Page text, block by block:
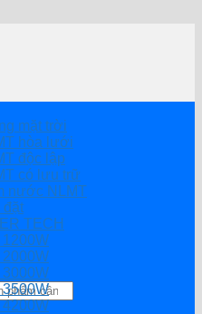
mặt trời
hòa lưới
độc lập
có lưu trữ
nước NLMT
đặt
TECH